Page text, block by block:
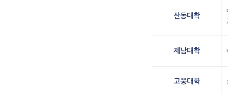
산동대학
제남대학
고웅대학